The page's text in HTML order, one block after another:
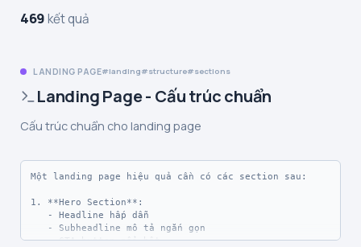
469kết quả
LANDING PAGE landing structure sections
Landing Page - Cấu trúc chuẩn
Cấu trúc chuẩn cho landing page
Một landing page hiệu quả cần có các section sau:
1. **Hero Section**:
   - CTA button nổi bật